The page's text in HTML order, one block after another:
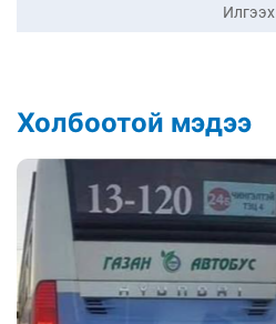
Илгээх
Холбоотой мэдээ